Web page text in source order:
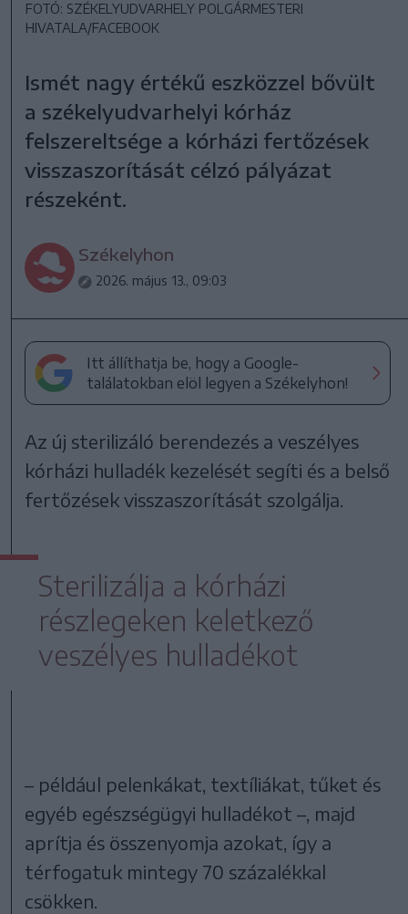
FOTÓ: SZÉKELYUDVARHELY POLGÁRMESTERI
HIVATALA/FACEBOOK
Ismét nagy értékű eszközzel bővült
a székelyudvarhelyi kórház
felszereltsége a kórházi fertőzések
visszaszorítását célzó pályázat
részeként.
Székelyhon
2026. május 13., 09:03
Itt állíthatja be, hogy a Google-
találatokban elöl legyen a Székelyhon!
Az új sterilizáló berendezés a veszélyes
kórházi hulladék kezelését segíti és a belső
fertőzések visszaszorítását szolgálja.
Sterilizálja a kórházi
részlegeken keletkező
veszélyes hulladékot
– például pelenkákat, textíliákat, tűket és
egyéb egészségügyi hulladékot –, majd
aprítja és összenyomja azokat, így a
térfogatuk mintegy 70 százalékkal
csökken.